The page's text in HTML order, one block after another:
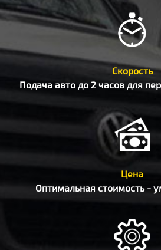
Скорость
Подача авто до 2 часов для
Цена
Оптимальная стоимость -